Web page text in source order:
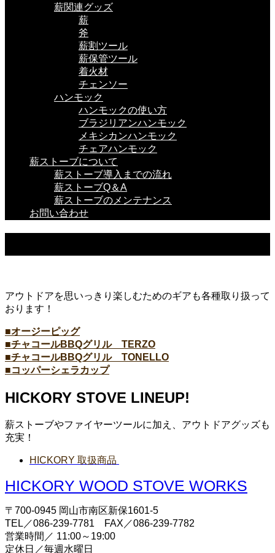
薪関連グッズ
薪
斧
薪割ツール
薪保管ツール
着火材
チェンソー
ハンモック
ハンモックの使い方
ブラジリアンハンモック
メキシカンハンモック
チェアハンモック
薪ストーブについて
薪ストーブ導入までの流れ
薪ストーブQ＆A
薪ストーブのメンテナンス
お問い合わせ
アウトドアを思いっきり楽しむためのギアも各種取り扱って
おります！
■オージーピッグ
■チャコールBBQグリル TERZO
■チャコールBBQグリル TONELLO
■コッパーシェラカップ
HICKORY STOVE LINEUP!
薪ストーブやファイヤーツールに加え、アウトドアグッズも
充実！
HICKORY 取扱商品
HICKORY WOOD STOVE WORKS
〒700-0945 岡山市南区新保1601-5
TEL／086-239-7781 FAX／086-239-7782
営業時間／ 11:00～19:00
定休日／毎週水曜日